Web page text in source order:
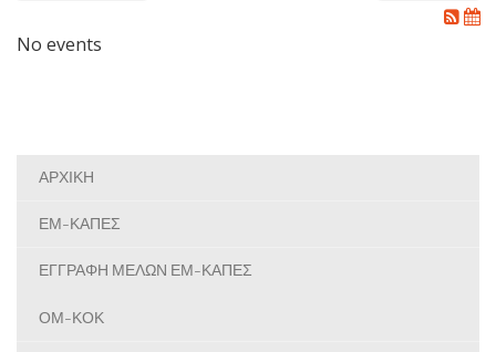
No events
ΑΡΧΙΚΗ
ΕΜ-ΚΑΠΕΣ
ΕΓΓΡΑΦΗ ΜΕΛΩΝ ΕΜ-ΚΑΠΕΣ
ΟΜ-ΚΟΚ